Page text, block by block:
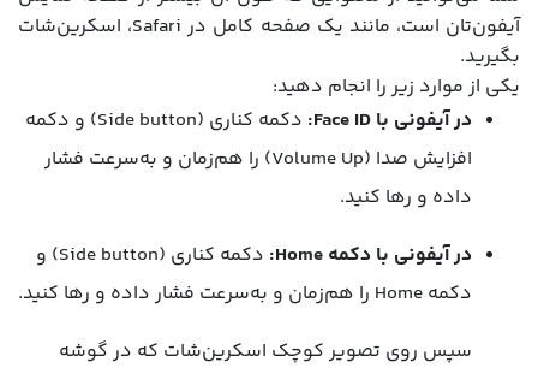
آیفون‌تان است، مانند یک صفحه کامل در Safari، اسکرین‌شات
بگیرید.
یکی از موارد زیر را انجام دهید:
در آیفونی با Face ID:
دکمه کناری (Side button) و دکمه
افزایش صدا (Volume Up) را هم‌زمان و به‌سرعت فشار
داده و رها کنید.
در آیفونی با دکمه Home:
دکمه کناری (Side button) و
دکمه Home را هم‌زمان و به‌سرعت فشار داده و رها کنید.
سپس روی تصویر کوچک اسکرین‌شات که در گوشه